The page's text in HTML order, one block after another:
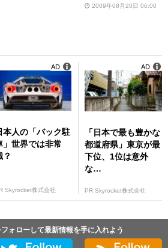
2009年08月20日 06:00
本人の「バック駐
」世界では非常
？
Skyrocket株式会社
AD
「日本で最も豊かな
都道府県」東京が最
下位、1位は意外
な…
PR Skyrocket株式会社
AD
ォローして最新情報を手に入れよう